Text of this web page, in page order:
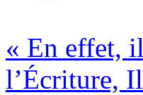
« En effet,
l’Écriture,